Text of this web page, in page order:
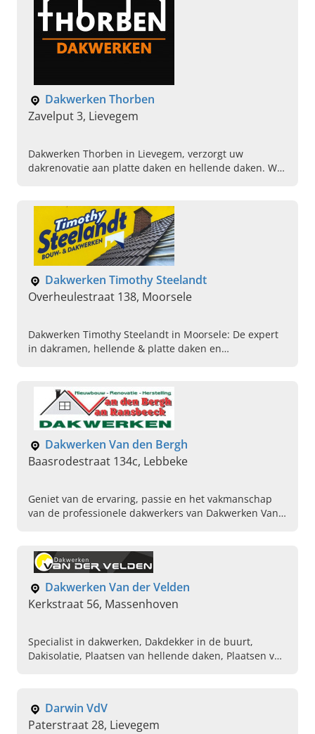
Dakwerken Thorben
Zavelput 3, Lievegem
Dakwerken Thorben in Lievegem, verzorgt uw
dakrenovatie aan platte daken en hellende daken. Wilt
Dakwerken Timothy Steelandt
Overheulestraat 138, Moorsele
Dakwerken Timothy Steelandt in Moorsele: De expert
in dakramen, hellende & platte daken en
Dakwerken Van den Bergh
Baasrodestraat 134c, Lebbeke
Geniet van de ervaring, passie en het vakmanschap
van de professionele dakwerkers van Dakwerken Van
Dakwerken Van der Velden
Kerkstraat 56, Massenhoven
Specialist in dakwerken, Dakdekker in de buurt,
Dakisolatie, Plaatsen van hellende daken, Plaatsen van
dakherstellingen
Darwin VdV
Paterstraat 28, Lievegem